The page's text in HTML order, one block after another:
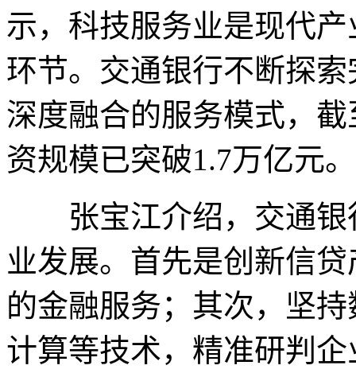
示，科技服务业是现代
环节。交通银行不断探
深度融合的服务模式，
资规模已突破1.7万亿元。
张宝江介绍，交通银
业发展。首先是创新信
的金融服务；其次，坚
计算等技术，精准研判